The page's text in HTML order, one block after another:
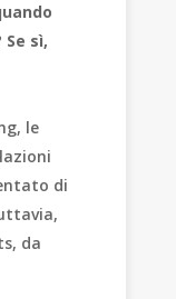
sì,
le
di
da